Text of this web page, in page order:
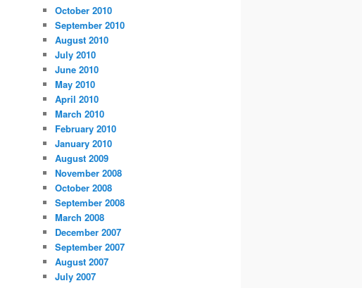
October 2010
September 2010
August 2010
July 2010
June 2010
May 2010
April 2010
March 2010
February 2010
January 2010
August 2009
November 2008
October 2008
September 2008
March 2008
December 2007
September 2007
August 2007
July 2007